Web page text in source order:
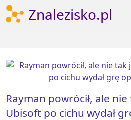
Znalezisko.pl
Rayman powrócił, ale
Ubisoft po cichu wydał